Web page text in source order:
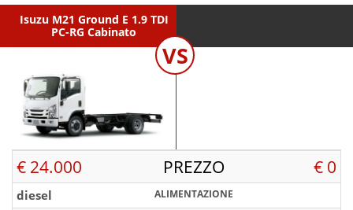
Isuzu M21 Ground E 1.9 TDI
PC-RG Cabinato
VS
€ 24.000 PREZZO € 0
diesel
ALIMENTAZIONE